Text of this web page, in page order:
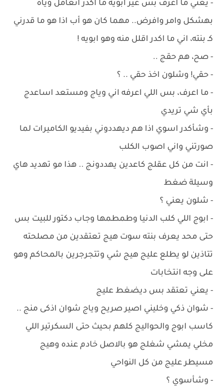
- يعني ما اعرف بس غير ابويه ما اكدر اتعامل وياه
بهشكل وامر وافرض.. مهما كان هو أب اذا هو ما قدرني
كـ بنته، اني ما اكدر اقلل منه وهو ابويه !
- صح، هم حقج ..
- حقي! وشلون اخذ حقي .. ؟
- ما اعرف، بس اللي اعرفه اني وياج ومستعد اساعدج
بأي شي تريدي
- وشأكدر اسوي اذا هم ديهددوني بفيديو الكاميرات لما
صورتني واني اصوب الكلب
- انت من كل عقلج كاعدين يهددونج .. هذا مو تهديد هاي
وسيلة ضغط
- شلون يعني ؟
- ابوج اللي كلب الدنيا وطمطمها وجاب دكتور للبيت بس
حتى محد يعرف بنته سوت هيج تعتقدين من مصلحته
تتاذين لو يطلع عليج هيج شي وتتجرجرين بالمحاكم وهو
على وجه انتخابات
- يعني تعتقد بس ديضغط عليج
- شوان ذكي وخليني اصير صريح وياج شوان اذكى منج ..
كاسب ابوج والحواليج كلهم بحيث حتى السكرتير اللي
مخلي يمشي شغلج هو بالاصل خادم عنده وهيج
مسيطر عليج من كل النواحي
- وشأسوي ؟